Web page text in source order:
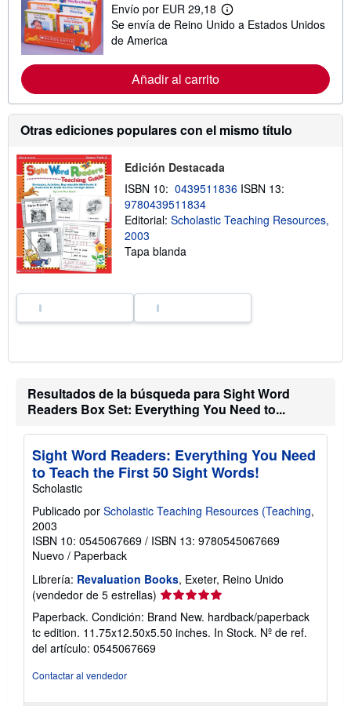
Envío por EUR 29,18
M
á
r
m
c
o
r
e
r
f
n
v
Se envía de Reino Unido a Estados Unidos
de America
Añadir al carrito
Otras ediciones populares con el mismo título
Edición Destacada
ISBN 10: 0439511836 ISBN 13:
9780439511834
Editorial: Scholastic Teaching Resources,
2003
Tapa blanda
Resultados de la búsqueda para Sight Word
Readers Box Set: Everything You Need to...
Sight Word Readers: Everything You Need
to Teach the First 50 Sight Words!
Scholastic
Publicado por Scholastic Teaching Resources (Teaching,
2003
ISBN 10: 0545067669 / ISBN 13: 9780545067669
Nuevo / Paperback
Librería: Revaluation Books, Exeter, Reino Unido
(vendedor de 5 estrellas) Calificación
vendedor:
5
Paperback. Condición: Brand New. hardback/paperback
tc edition. 11.75x12.50x5.50 inches. In Stock. Nº de ref.
del artículo: 0545067669
Contactar al vendedor